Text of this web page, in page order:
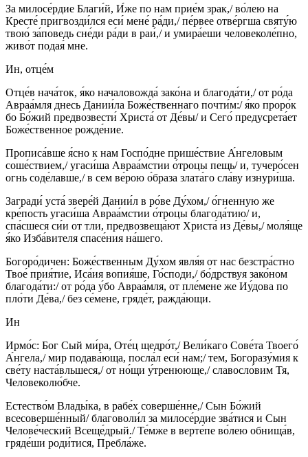
За милосе́рдие Благи́й, И́же по нам прие́м зрак,/ во́лею на
Кресте́ пригвозди́лся еси́ мене́ ра́ди,/ пе́рвее отве́ргша святу́ю
твою́ за́поведь сне́ди ра́ди в раи́,/ и умира́еши человеколе́пно,
живо́т подая́ мне.
Ин, отце́м
Отце́в нача́ток, я́ко началовожда́ зако́на и благода́ти,/ от ро́да
Авраа́мля днесь Дании́ла Боже́ственнаго почти́м:/ я́ко проро́к
бо Бо́жий предвозвести́ Христа́ от Де́вы/ и Сего́ предусрета́ет
Боже́ственное рожде́ние.
Прописа́вше я́сно к нам Госпо́дне прише́ствие А́нгеловым
соше́ствием,/ угаси́ша Авраа́мстии о́троцы пещь/ и, тучеро́сен
огнь соде́лавше,/ в сем ве́рою о́браза злата́го сла́ву изнури́ша.
Загради́ уста́ звере́й Дании́л в ро́ве Ду́хом,/ о́гненную же
кре́пость угаси́ша Авраа́мстии о́троцы благода́тию/ и,
спа́сшеся си́и от тли, предвозвеща́ют Христа́ из Де́вы,/ моля́ще
я́ко Изба́вителя спасе́ния на́шего.
Богоро́дичен: Боже́ственным Ду́хом явля́я от нас безстра́стно
Твое́ прия́тие, Иса́ия вопия́ше, Го́споди,/ бо́дрствуя зако́ном
благода́ти:/ от ро́да у́бо Авраа́мля, от пле́мене же Иу́дова по
пло́ти Де́ва,/ без се́мене, гряде́т, ражда́ющи.
Ин
Ирмо́с: Бог Сый ми́ра, Оте́ц щедро́т,/ Вели́каго Сове́та Твоего́
А́нгела,/ мир подава́юща, посла́л еси́ нам;/ тем, Богоразу́мия к
све́ту наста́вльшеся,/ от но́щи у́тренююще,/ славосло́вим Тя,
Человеколю́бче.
Естество́м Влады́ка, в рабе́х соверше́нне,/ Сын Бо́жий
всесоверше́нный/ благоволи́л за милосе́рдие зва́тися и Сын
Челове́ческий Всеще́дрый./ Те́мже в верте́пе во́лею обнища́в,
гряде́ши роди́тися, Пребла́же.